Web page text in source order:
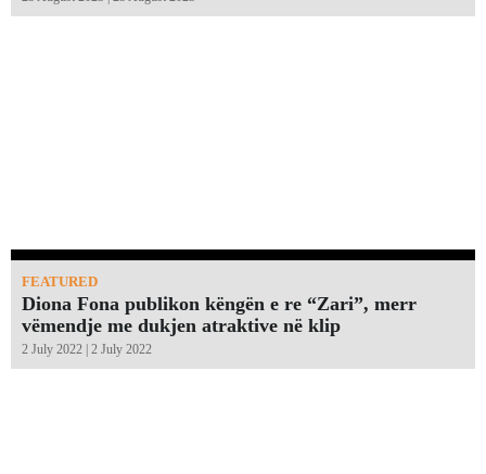
FEATURED
Diona Fona publikon këngën e re “Zari”, merr
vëmendje me dukjen atraktive në klip
2 July 2022 | 2 July 2022